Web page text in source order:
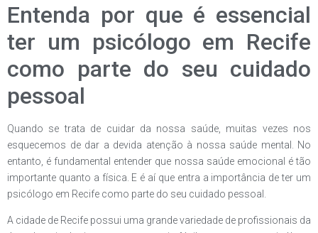
Entenda por que é essencial
ter um psicólogo em Recife
como parte do seu cuidado
pessoal
Quando se trata de cuidar da nossa saúde, muitas vezes nos
esquecemos de dar a devida atenção à nossa saúde mental. No
entanto, é fundamental entender que nossa saúde emocional é tão
importante quanto a física. E é aí que entra a importância de ter um
psicólogo em Recife como parte do seu cuidado pessoal.
A cidade de Recife possui uma grande variedade de profissionais da